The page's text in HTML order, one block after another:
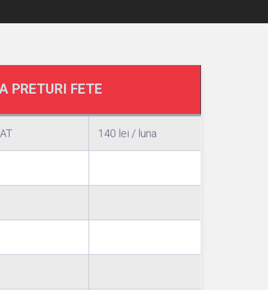
PRETURI FETE
140 lei / luna